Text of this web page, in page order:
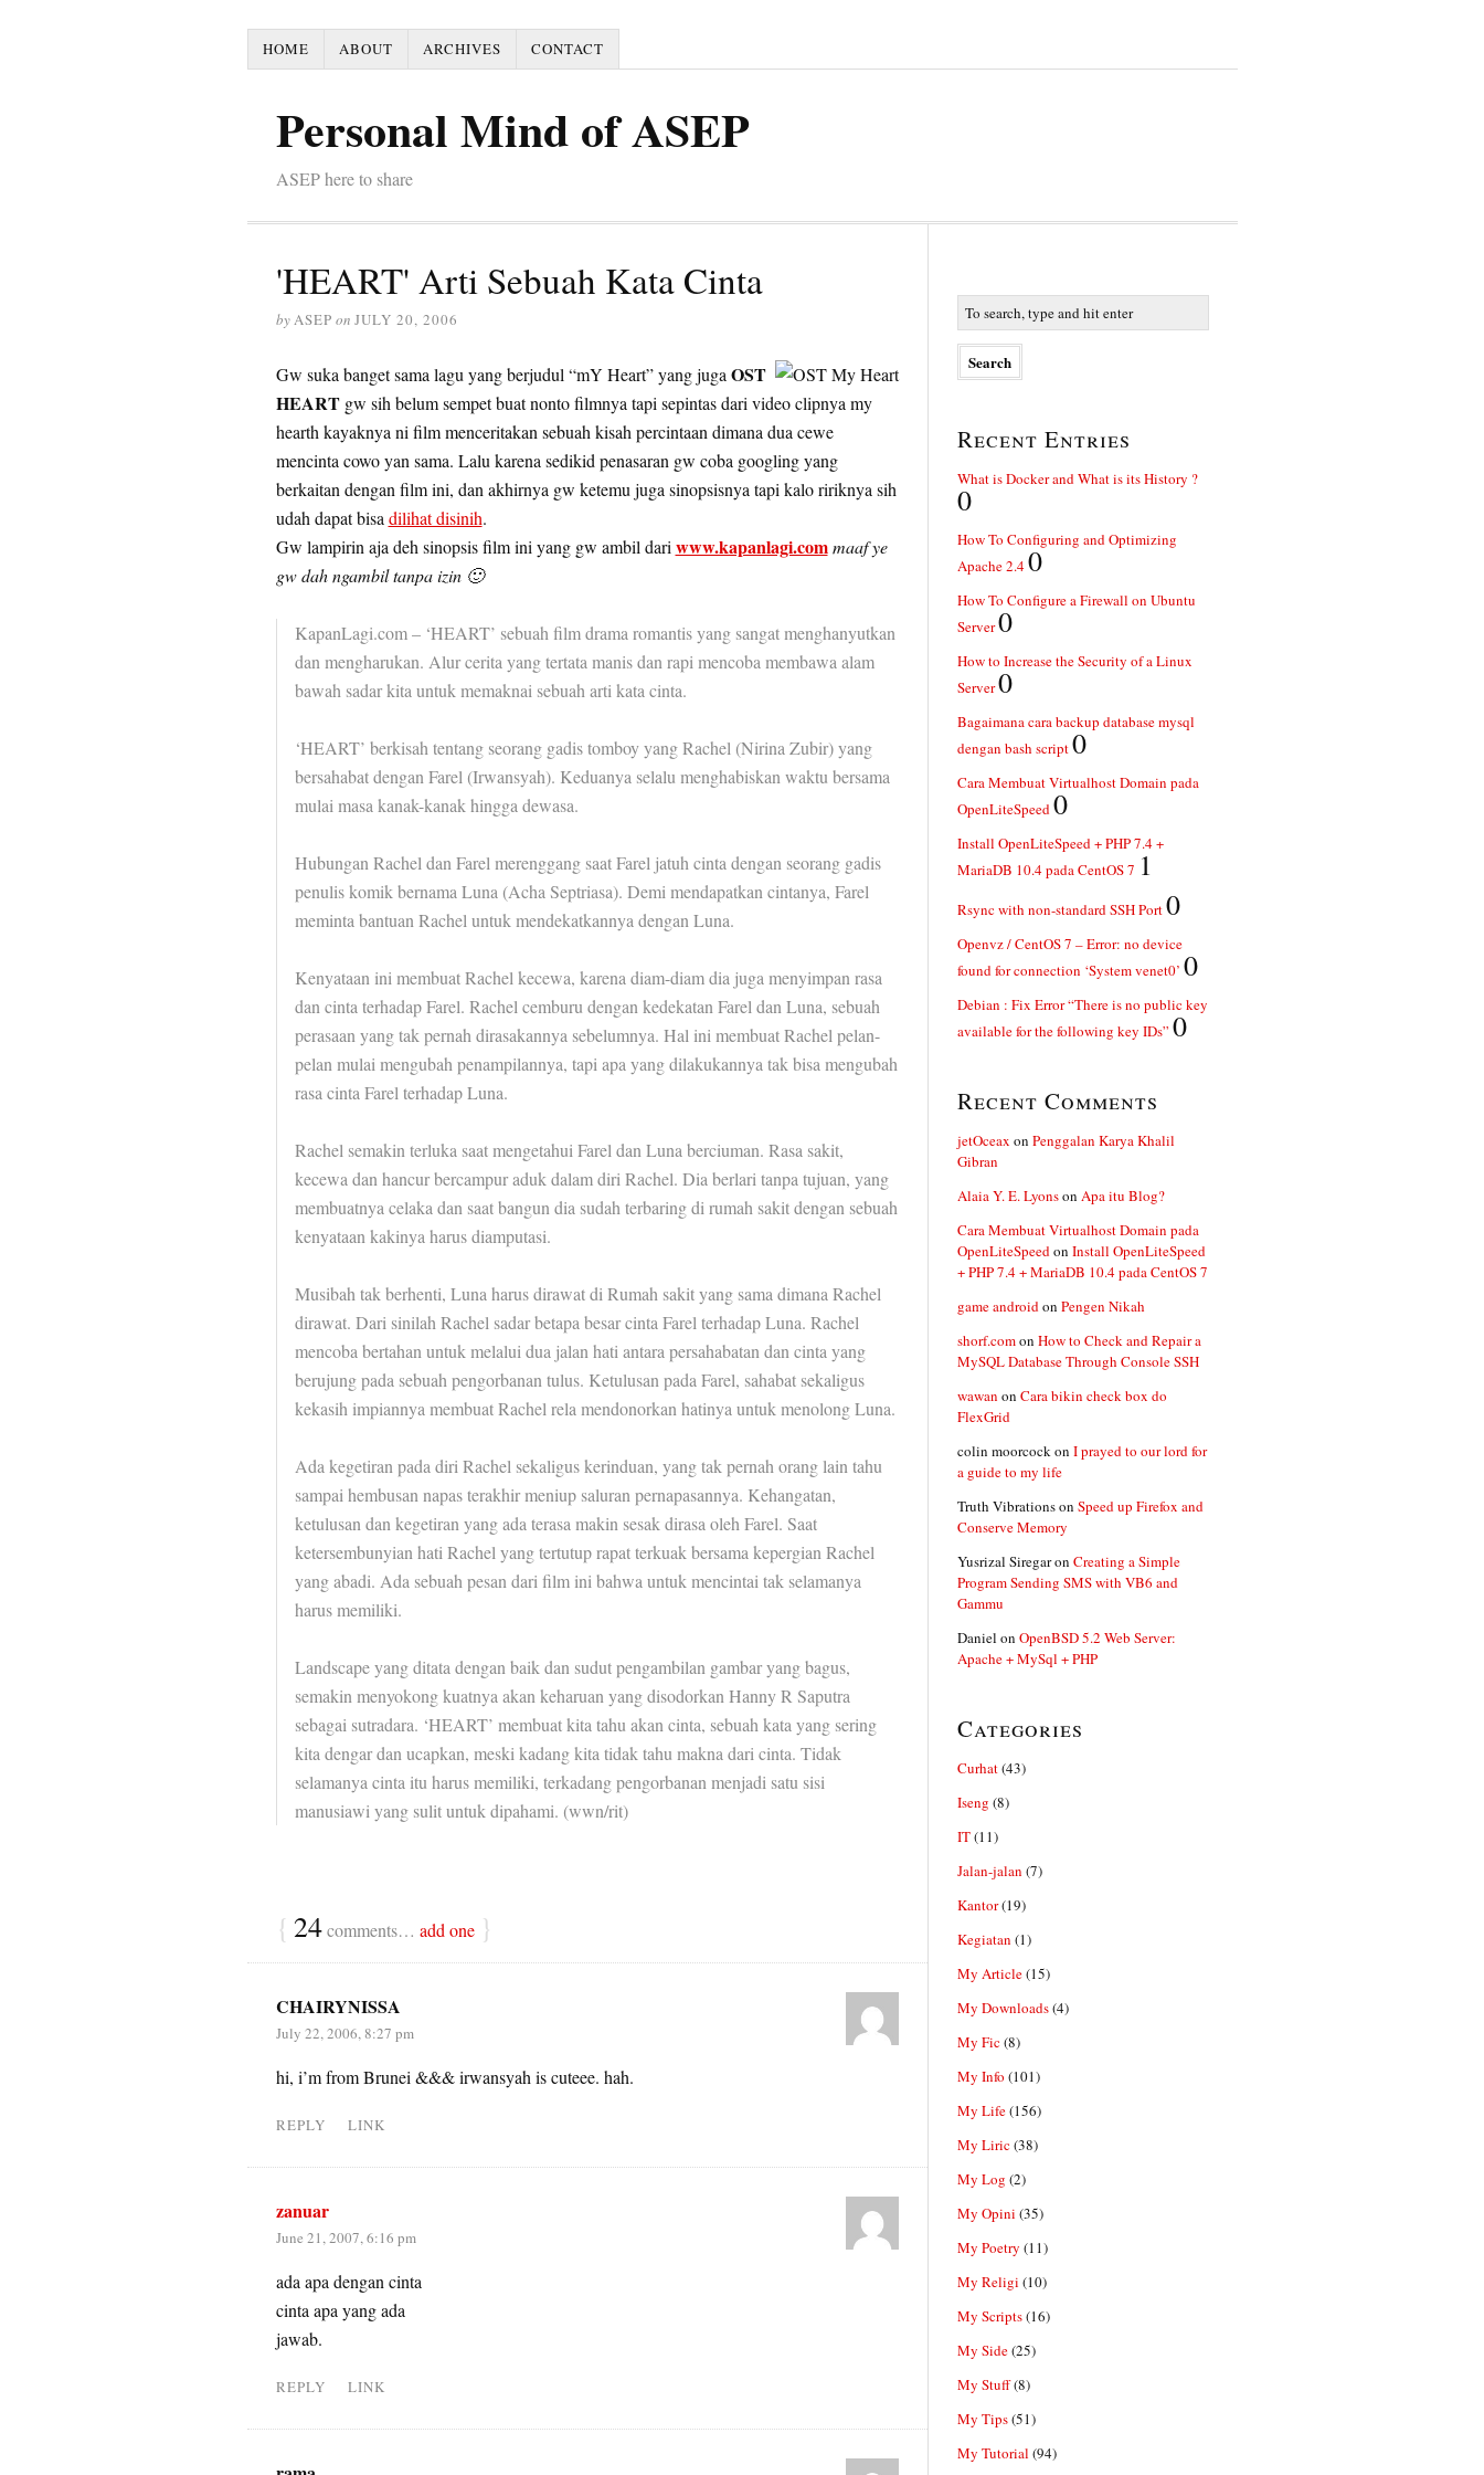
HOME ABOUT ARCHIVES CONTACT
Personal Mind of ASEP
ASEP here to share
'HEART' Arti Sebuah Kata Cinta
byASEP on JULY 20, 2006
Gw suka banget sama lagu yang berjudul “mY Heart” yang juga OST
HEART gw sih belum sempet buat nonto filmnya tapi sepintas dari video clipnya my
hearth kayaknya ni film menceritakan sebuah kisah percintaan dimana dua cewe
mencinta cowo yan sama. Lalu karena sedikid penasaran gw coba googling yang
berkaitan dengan film ini, dan akhirnya gw ketemu juga sinopsisnya tapi kalo ririknya sih
udah dapat bisa dilihat disinih.
Gw lampirin aja deh sinopsis film ini yang gw ambil dari www.kapanlagi.com maaf ye
gw dah ngambil tanpa izin 🙂
KapanLagi.com – ‘HEART’ sebuah film drama romantis yang sangat menghanyutkan
dan mengharukan. Alur cerita yang tertata manis dan rapi mencoba membawa alam
bawah sadar kita untuk memaknai sebuah arti kata cinta.
‘HEART’ berkisah tentang seorang gadis tomboy yang Rachel (Nirina Zubir) yang
bersahabat dengan Farel (Irwansyah). Keduanya selalu menghabiskan waktu bersama
mulai masa kanak-kanak hingga dewasa.
Hubungan Rachel dan Farel merenggang saat Farel jatuh cinta dengan seorang gadis
penulis komik bernama Luna (Acha Septriasa). Demi mendapatkan cintanya, Farel
meminta bantuan Rachel untuk mendekatkannya dengan Luna.
Kenyataan ini membuat Rachel kecewa, karena diam-diam dia juga menyimpan rasa
dan cinta terhadap Farel. Rachel cemburu dengan kedekatan Farel dan Luna, sebuah
perasaan yang tak pernah dirasakannya sebelumnya. Hal ini membuat Rachel pelan-
pelan mulai mengubah penampilannya, tapi apa yang dilakukannya tak bisa mengubah
rasa cinta Farel terhadap Luna.
Rachel semakin terluka saat mengetahui Farel dan Luna berciuman. Rasa sakit,
kecewa dan hancur bercampur aduk dalam diri Rachel. Dia berlari tanpa tujuan, yang
membuatnya celaka dan saat bangun dia sudah terbaring di rumah sakit dengan sebuah
kenyataan kakinya harus diamputasi.
Musibah tak berhenti, Luna harus dirawat di Rumah sakit yang sama dimana Rachel
dirawat. Dari sinilah Rachel sadar betapa besar cinta Farel terhadap Luna. Rachel
mencoba bertahan untuk melalui dua jalan hati antara persahabatan dan cinta yang
berujung pada sebuah pengorbanan tulus. Ketulusan pada Farel, sahabat sekaligus
kekasih impiannya membuat Rachel rela mendonorkan hatinya untuk menolong Luna.
Ada kegetiran pada diri Rachel sekaligus kerinduan, yang tak pernah orang lain tahu
sampai hembusan napas terakhir meniup saluran pernapasannya. Kehangatan,
ketulusan dan kegetiran yang ada terasa makin sesak dirasa oleh Farel. Saat
ketersembunyian hati Rachel yang tertutup rapat terkuak bersama kepergian Rachel
yang abadi. Ada sebuah pesan dari film ini bahwa untuk mencintai tak selamanya
harus memiliki.
Landscape yang ditata dengan baik dan sudut pengambilan gambar yang bagus,
semakin menyokong kuatnya akan keharuan yang disodorkan Hanny R Saputra
sebagai sutradara. ‘HEART’ membuat kita tahu akan cinta, sebuah kata yang sering
kita dengar dan ucapkan, meski kadang kita tidak tahu makna dari cinta. Tidak
selamanya cinta itu harus memiliki, terkadang pengorbanan menjadi satu sisi
manusiawi yang sulit untuk dipahami. (wwn/rit)
{ 24comments… add one }
CHAIRYNISSA
July 22, 2006, 8:27 pm
hi, i’m from Brunei &&& irwansyah is cuteee. hah.
REPLY LINK
zanuar
June 21, 2007, 6:16 pm
ada apa dengan cinta
cinta apa yang ada
jawab.
REPLY LINK
Recent Entries
What is Docker and What is its History ?
0
How To Configuring and Optimizing
Apache 2.40
How To Configure a Firewall on Ubuntu
Server0
How to Increase the Security of a Linux
Server0
Bagaimana cara backup database mysql
dengan bash script0
Cara Membuat Virtualhost Domain pada
OpenLiteSpeed0
Install OpenLiteSpeed + PHP 7.4 +
MariaDB 10.4 pada CentOS 7 1
Rsync with non-standard SSH Port0
Openvz / CentOS 7 – Error: no device
found for connection ‘System venet0’ 0
Debian : Fix Error “There is no public key
available for the following key IDs” 0
Recent Comments
jetOceax on Penggalan Karya Khalil
Gibran
Alaia Y. E. Lyonson Apa itu Blog?
Cara Membuat Virtualhost Domain pada
OpenLiteSpeedon Install OpenLiteSpeed
+ PHP 7.4 + MariaDB 10.4 pada CentOS 7
game androidon Pengen Nikah
shorf.comon How to Check and Repair a
MySQL Database Through Console SSH
wawan on Cara bikin check box do
FlexGrid
colin moorcockon I prayed to our lord for
a guide to my life
Truth Vibrationson Speed up Firefox and
Conserve Memory
Yusrizal Siregaron Creating a Simple
Program Sending SMS with VB6 and
Gammu
Daniel on OpenBSD 5.2 Web Server:
Apache + MySql + PHP
Categories
Curhat(43)
Iseng (8)
IT(11)
Jalan-jalan (7)
Kantor(19)
Kegiatan (1)
My Article(15)
My Downloads(4)
My Fic(8)
My Info (101)
My Life(156)
My Liric(38)
My Log (2)
My Opini (35)
My Poetry (11)
My Religi (10)
My Scripts(16)
My Side(25)
My Stuff(8)
My Tips(51)
My Tutorial (94)